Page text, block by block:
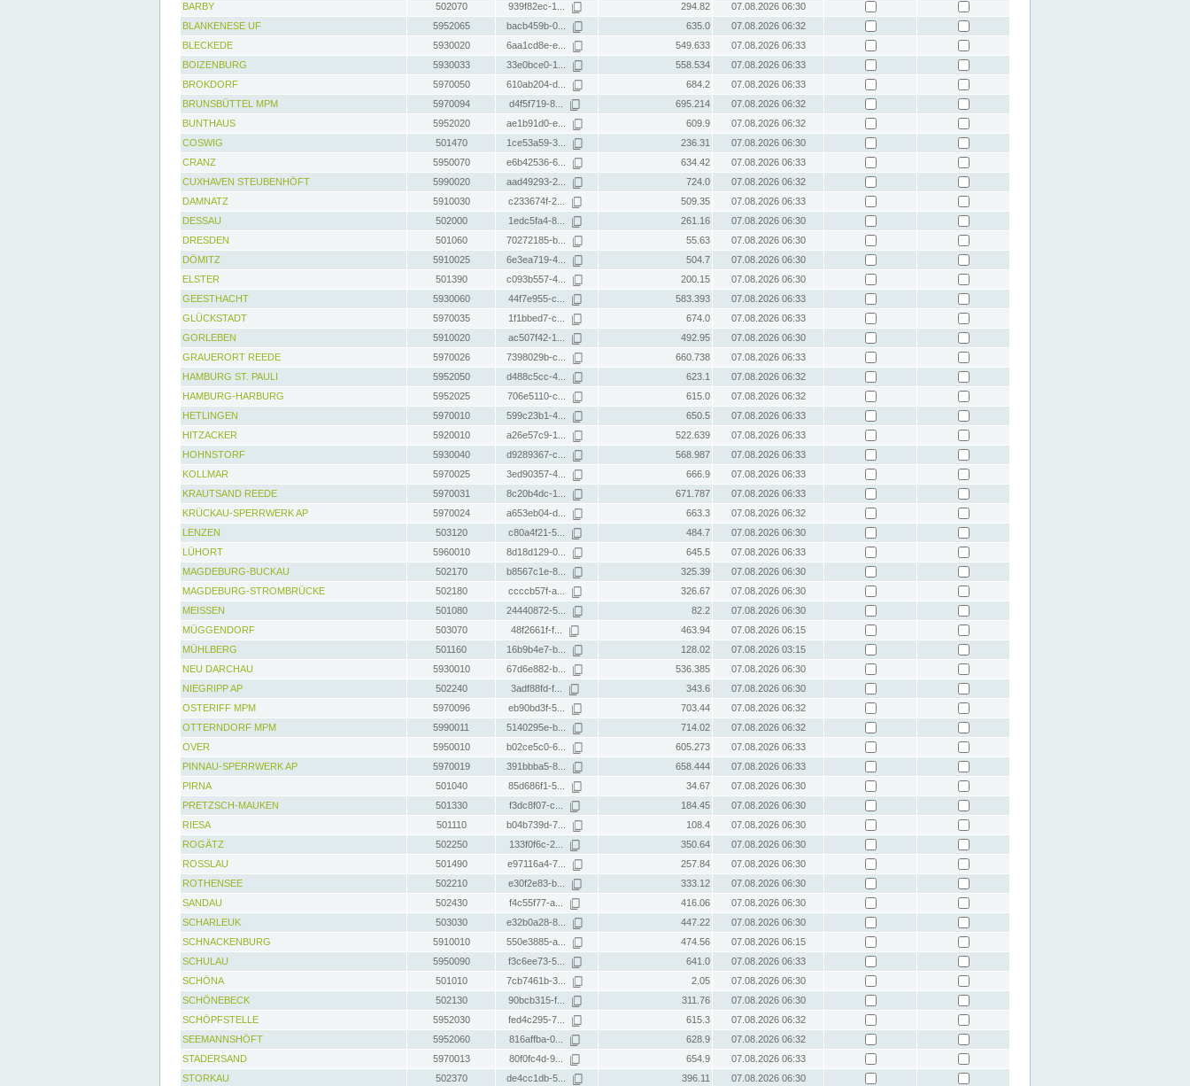
BARBY
502070 939f82ec-1... 294.82
07.08.2026 06:30
BLANKENESE UF
5952065 bacb459b-0... 635.0
07.08.2026 06:32
BLECKEDE
5930020 6aa1cd8e-e... 549.633
07.08.2026 06:33
BOIZENBURG
5930033 33e0bce0-1... 558.534
07.08.2026 06:33
BROKDORF
5970050 610ab204-d... 684.2
07.08.2026 06:33
BRUNSBÜTTEL MPM
5970094 d4f5f719-8... 695.214
07.08.2026 06:32
BUNTHAUS
5952020 ae1b91d0-e... 609.9
07.08.2026 06:32
COSWIG
501470 1ce53a59-3... 236.31
07.08.2026 06:30
CRANZ
5950070 e6b42536-6... 634.42
07.08.2026 06:33
CUXHAVEN STEUBENHÖFT
5990020 aad49293-2... 724.0
07.08.2026 06:32
DAMNATZ
5910030 c233674f-2... 509.35
07.08.2026 06:33
DESSAU
502000 1edc5fa4-8... 261.16
07.08.2026 06:30
DRESDEN
501060 70272185-b... 55.63
07.08.2026 06:30
DÖMITZ
5910025 6e3ea719-4... 504.7
07.08.2026 06:30
ELSTER
501390 c093b557-4... 200.15
07.08.2026 06:30
GEESTHACHT
5930060 44f7e955-c... 583.393
07.08.2026 06:33
GLÜCKSTADT
5970035 1f1bbed7-c... 674.0
07.08.2026 06:33
GORLEBEN
5910020 ac507f42-1... 492.95
07.08.2026 06:30
GRAUERORT REEDE
5970026 7398029b-c... 660.738
07.08.2026 06:33
HAMBURG ST. PAULI
5952050 d488c5cc-4... 623.1
07.08.2026 06:32
HAMBURG-HARBURG
5952025 706e5110-c... 615.0
07.08.2026 06:32
HETLINGEN
5970010 599c23b1-4... 650.5
07.08.2026 06:33
HITZACKER
5920010 a26e57c9-1... 522.639
07.08.2026 06:33
HOHNSTORF
5930040 d9289367-c... 568.987
07.08.2026 06:33
KOLLMAR
5970025 3ed90357-4... 666.9
07.08.2026 06:33
KRAUTSAND REEDE
5970031 8c20b4dc-1... 671.787
07.08.2026 06:33
KRÜCKAU-SPERRWERK AP
5970024 a653eb04-d... 663.3
07.08.2026 06:32
LENZEN
503120 c80a4f21-5... 484.7
07.08.2026 06:30
LÜHORT
5960010 8d18d129-0... 645.5
07.08.2026 06:33
MAGDEBURG-BUCKAU
502170 b8567c1e-8... 325.39
07.08.2026 06:30
MAGDEBURG-STROMBRÜCKE
502180 ccccb57f-a... 326.67
07.08.2026 06:30
MEISSEN
501080 24440872-5... 82.2
07.08.2026 06:30
MÜGGENDORF
503070 48f2661f-f... 463.94
07.08.2026 06:15
MÜHLBERG
501160 16b9b4e7-b... 128.02
07.08.2026 03:15
NEU DARCHAU
5930010 67d6e882-b... 536.385
07.08.2026 06:30
NIEGRIPP AP
502240 3adf88fd-f... 343.6
07.08.2026 06:30
OSTERIFF MPM
5970096 eb90bd3f-5... 703.44
07.08.2026 06:32
OTTERNDORF MPM
5990011 5140295e-b... 714.02
07.08.2026 06:32
OVER
5950010 b02ce5c0-6... 605.273
07.08.2026 06:33
PINNAU-SPERRWERK AP
5970019 391bbba5-8... 658.444
07.08.2026 06:33
PIRNA
501040 85d686f1-5... 34.67
07.08.2026 06:30
PRETZSCH-MAUKEN
501330 f3dc8f07-c... 184.45
07.08.2026 06:30
RIESA
501110 b04b739d-7... 108.4
07.08.2026 06:30
ROGÄTZ
502250 133f0f6c-2... 350.64
07.08.2026 06:30
ROSSLAU
501490 e97116a4-7... 257.84
07.08.2026 06:30
ROTHENSEE
502210 e30f2e83-b... 333.12
07.08.2026 06:30
SANDAU
502430 f4c55f77-a... 416.06
07.08.2026 06:30
SCHARLEUK
503030 e32b0a28-8... 447.22
07.08.2026 06:30
SCHNACKENBURG
5910010 550e3885-a... 474.56
07.08.2026 06:15
SCHULAU
5950090 f3c6ee73-5... 641.0
07.08.2026 06:33
SCHÖNA
501010 7cb7461b-3... 2.05
07.08.2026 06:30
SCHÖNEBECK
502130 90bcb315-f... 311.76
07.08.2026 06:30
SCHÖPFSTELLE
5952030 fed4c295-7... 615.3
07.08.2026 06:32
SEEMANNSHÖFT
5952060 816affba-0... 628.9
07.08.2026 06:32
STADERSAND
5970013 80f0fc4d-9... 654.9
07.08.2026 06:33
STORKAU
502370 de4cc1db-5... 396.11 07.08.2026 06:30